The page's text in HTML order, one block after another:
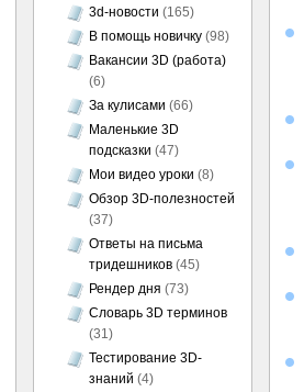
3d-новости (165)
В помощь новичку (98)
Вакансии 3D (работа)
(6)
За кулисами (66)
Маленькие 3D
подсказки (47)
Мои видео уроки (8)
Обзор 3D-полезностей
(37)
Ответы на письма
тридешников (45)
Рендер дня (73)
Словарь 3D терминов
(31)
Тестирование 3D-
знаний (4)